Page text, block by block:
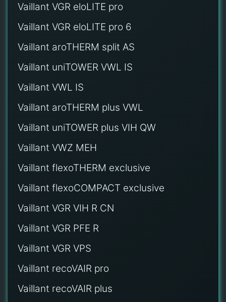
Vaillant VGR eloLITE pro
Vaillant VGR eloLITE pro 6
Vaillant aroTHERM split AS
Vaillant uniTOWER VWL IS
Vaillant VWL IS
Vaillant aroTHERM plus VWL
Vaillant uniTOWER plus VIH QW
Vaillant VWZ MEH
Vaillant flexoTHERM exclusive
Vaillant flexoCOMPACT exclusive
Vaillant VGR VIH R CN
Vaillant VGR PFE R
Vaillant VGR VPS
Vaillant recoVAIR pro
Vaillant recoVAIR plus